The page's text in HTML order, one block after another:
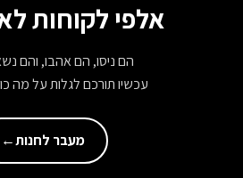
אלפי לקוחות
הם ניסו, הם אהבו, והם
עכשיו תורכם לגלות על מה
מעבר לחנות←